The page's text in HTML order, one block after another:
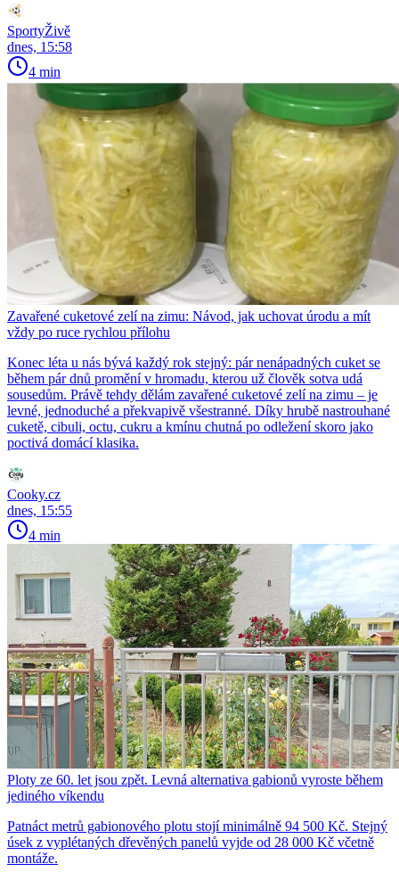
SportyŽivě
dnes, 15:58
4 min
Zavařené cuketové zelí na zimu: Návod, jak uchovat úrodu a mít
vždy po ruce rychlou přílohu
Konec léta u nás bývá každý rok stejný: pár nenápadných cuket se
během pár dnů promění v hromadu, kterou už člověk sotva udá
sousedům. Právě tehdy dělám zavařené cuketové zelí na zimu – je
levné, jednoduché a překvapivě všestranné. Díky hrubě nastrouhané
cuketě, cibuli, octu, cukru a kmínu chutná po odležení skoro jako
poctivá domácí klasika.
Cooky.cz
dnes, 15:55
4 min
Ploty ze 60. let jsou zpět. Levná alternativa gabionů vyroste během
jediného víkendu
Patnáct metrů gabionového plotu stojí minimálně 94 500 Kč. Stejný
úsek z vyplétaných dřevěných panelů vyjde od 28 000 Kč včetně
montáže.